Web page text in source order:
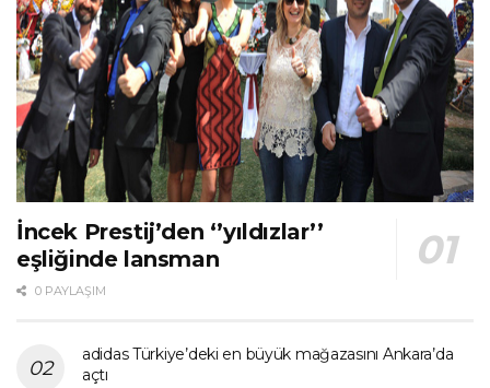
İncek Prestij’den ‘’yıldızlar’’
eşliğinde lansman
0 PAYLAŞIM
adidas Türkiye’deki en büyük mağazasını Ankara’da
açtı